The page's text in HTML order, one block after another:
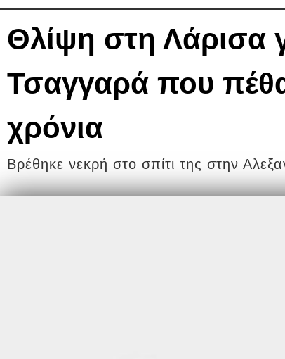
Θλίψη στη Λάρισα
Τσαγγαρά που
χρόνια
Βρέθηκε νεκρή στο σπίτι της στην